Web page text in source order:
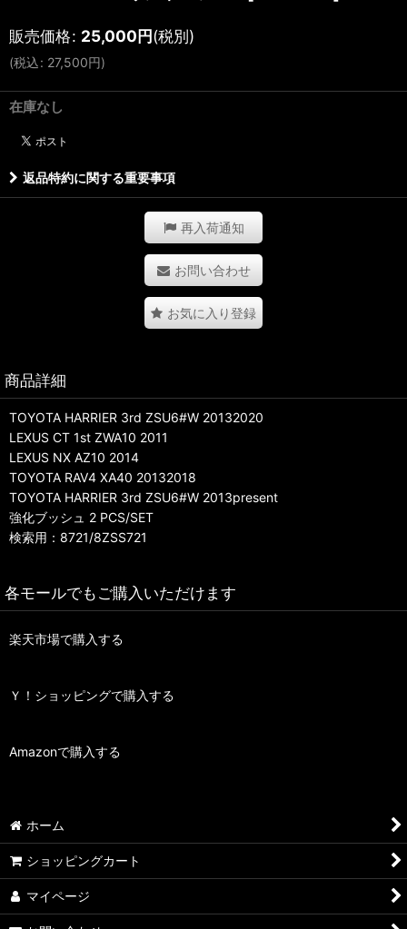
販売価格: 25,000円(税別)
(税込: 27,500円)
在庫なし
返品特約に関する重要事項
再入荷通知
お問い合わせ
お気に入り登録
商品詳細
TOYOTA HARRIER 3rd ZSU6#W 20132020
LEXUS CT 1st ZWA10 2011
LEXUS NX AZ10 2014
TOYOTA RAV4 XA40 20132018
TOYOTA HARRIER 3rd ZSU6#W 2013present
強化ブッシュ 2 PCS/SET
検索用：8721/8ZSS721
各モールでもご購入いただけます
楽天市場で購入する
Ｙ！ショッピングで購入する
Amazonで購入する
ホーム
ショッピングカート
マイページ